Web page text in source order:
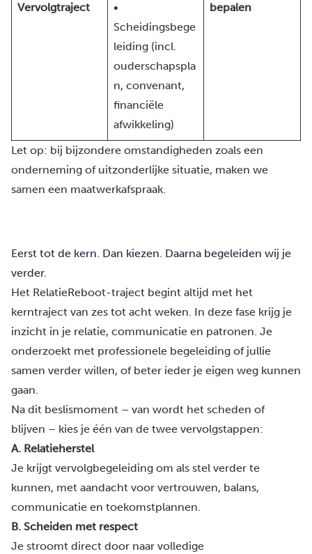
Vervolgtraject
•
Scheidingsbege
leiding (incl.
ouderschapspla
n, convenant,
financiële
afwikkeling)
bepalen
Let op: bij bijzondere omstandigheden zoals een
onderneming of uitzonderlijke situatie, maken we
samen een maatwerkafspraak.
Eerst tot de kern. Dan kiezen. Daarna begeleiden wij je
verder.
Het RelatieReboot-traject begint altijd met het
kerntraject van zes tot acht weken. In deze fase krijg je
inzicht in je relatie, communicatie en patronen. Je
onderzoekt met professionele begeleiding of jullie
samen verder willen, of beter ieder je eigen weg kunnen
gaan.
Na dit beslismoment – van wordt het scheden of
blijven – kies je één van de twee vervolgstappen:
A. Relatieherstel
Je krijgt vervolgbegeleiding om als stel verder te
kunnen, met aandacht voor vertrouwen, balans,
communicatie en toekomstplannen.
B. Scheiden met respect
Je stroomt direct door naar volledige